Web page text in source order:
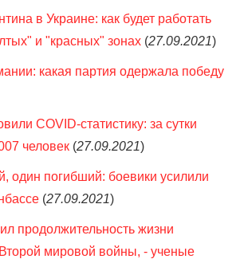
в Украине: как будет работать
и "красных" зонах (27.09.2021)
какая партия одержала победу
COVID-статистику: за сутки
человек (27.09.2021)
один погибший: боевики усилили
(27.09.2021)
продолжительность жизни
мировой войны, - ученые